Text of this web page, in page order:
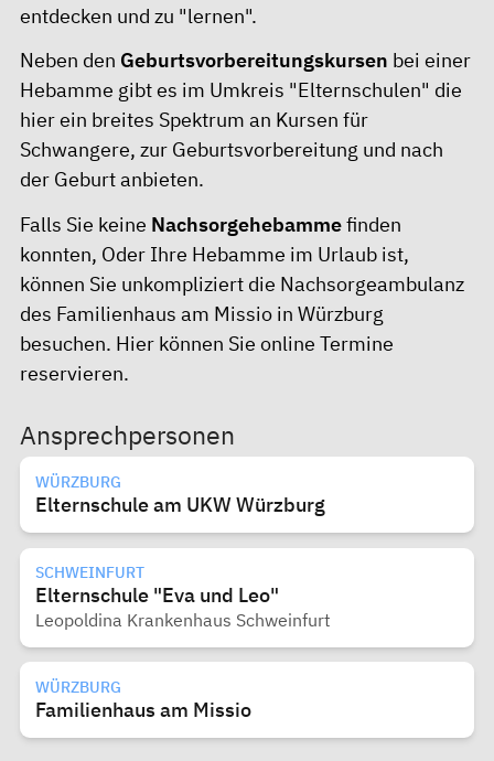
entdecken und zu "lernen".
Neben den Geburtsvorbereitungskursen bei einer
Hebamme gibt es im Umkreis "Elternschulen" die
hier ein breites Spektrum an Kursen für
Schwangere, zur Geburtsvorbereitung und nach
der Geburt anbieten.
Falls Sie keine Nachsorgehebammefinden
konnten, Oder Ihre Hebamme im Urlaub ist,
können Sie unkompliziert die Nachsorgeambulanz
des Familienhaus am Missio in Würzburg
besuchen. Hier können Sie online Termine
reservieren.
Ansprechpersonen
WÜRZBURG
Elternschule am UKW Würzburg
SCHWEINFURT
Elternschule "Eva und Leo"
Leopoldina Krankenhaus Schweinfurt
WÜRZBURG
Familienhaus am Missio